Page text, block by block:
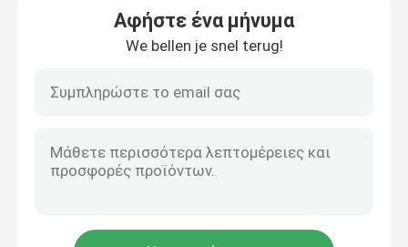
Αφήστε ένα μήνυμα
We bellen je snel terug!